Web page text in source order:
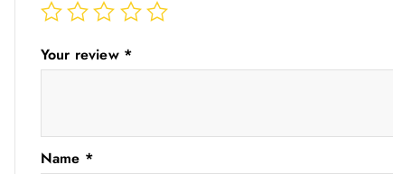
Your review *
Name *